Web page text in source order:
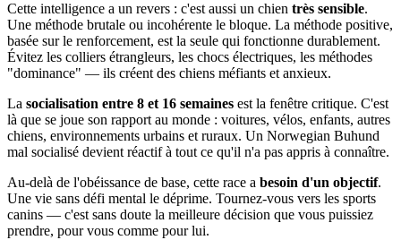
Cette intelligence a un revers : c'est aussi un chien très sensible.
Une méthode brutale ou incohérente le bloque. La méthode positive,
basée sur le renforcement, est la seule qui fonctionne durablement.
Évitez les colliers étrangleurs, les chocs électriques, les méthodes
"dominance" — ils créent des chiens méfiants et anxieux.
La socialisation entre 8 et 16 semaines est la fenêtre critique. C'est
là que se joue son rapport au monde : voitures, vélos, enfants, autres
chiens, environnements urbains et ruraux. Un Norwegian Buhund
mal socialisé devient réactif à tout ce qu'il n'a pas appris à connaître.
Au-delà de l'obéissance de base, cette race a besoin d'un objectif.
Une vie sans défi mental le déprime. Tournez-vous vers les sports
canins — c'est sans doute la meilleure décision que vous puissiez
prendre, pour vous comme pour lui.